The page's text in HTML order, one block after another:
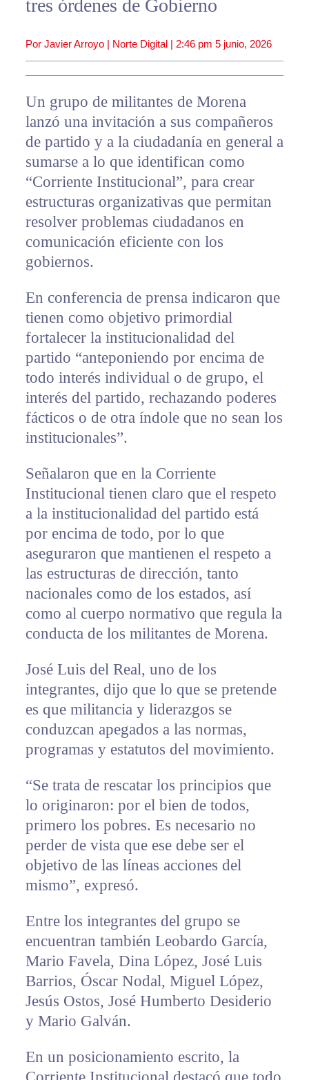
tres órdenes de Gobierno
Por Javier Arroyo | Norte Digital | 2:46 pm 5 junio, 2026
Un grupo de militantes de Morena
lanzó una invitación a sus compañeros
de partido y a la ciudadanía en general a
sumarse a lo que identifican como
“Corriente Institucional”, para crear
estructuras organizativas que permitan
resolver problemas ciudadanos en
comunicación eficiente con los
gobiernos.
En conferencia de prensa indicaron que
tienen como objetivo primordial
fortalecer la institucionalidad del
partido “anteponiendo por encima de
todo interés individual o de grupo, el
interés del partido, rechazando poderes
fácticos o de otra índole que no sean los
institucionales”.
Señalaron que en la Corriente
Institucional tienen claro que el respeto
a la institucionalidad del partido está
por encima de todo, por lo que
aseguraron que mantienen el respeto a
las estructuras de dirección, tanto
nacionales como de los estados, así
como al cuerpo normativo que regula la
conducta de los militantes de Morena.
José Luis del Real, uno de los
integrantes, dijo que lo que se pretende
es que militancia y liderazgos se
conduzcan apegados a las normas,
programas y estatutos del movimiento.
“Se trata de rescatar los principios que
lo originaron: por el bien de todos,
primero los pobres. Es necesario no
perder de vista que ese debe ser el
objetivo de las líneas acciones del
mismo”, expresó.
Entre los integrantes del grupo se
encuentran también Leobardo García,
Mario Favela, Dina López, José Luis
Barrios, Óscar Nodal, Miguel López,
Jesús Ostos, José Humberto Desiderio
y Mario Galván.
En un posicionamiento escrito, la